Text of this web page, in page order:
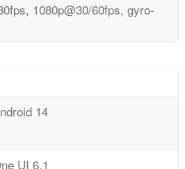
1080p@30/60fps, gyro-
14
UI 6.1